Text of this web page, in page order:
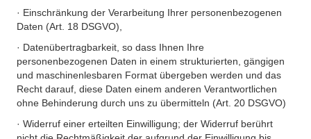
· Einschränkung der Verarbeitung Ihrer personenbezogenen
Daten (Art. 18 DSGVO),
· Datenübertragbarkeit, so dass Ihnen Ihre
personenbezogenen Daten in einem strukturierten, gängigen
und maschinenlesbaren Format übergeben werden und das
Recht darauf, diese Daten einem anderen Verantwortlichen
ohne Behinderung durch uns zu übermitteln (Art. 20 DSGVO)
· Widerruf einer erteilten Einwilligung; der Widerruf berührt